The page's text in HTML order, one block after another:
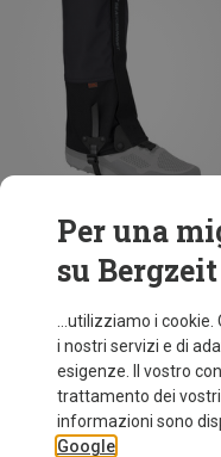
Risparmi 18%
Per una
su Bergzeit
...utilizziamo i
i nostri servizi e di
esigenze. Il vostro
trattamento dei
informazioni sono
Google